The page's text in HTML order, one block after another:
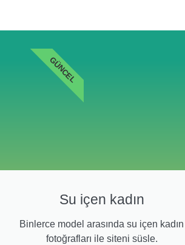
Su içen kadın
Binlerce model arasında su içen kadın
fotoğrafları ile siteni süsle.
GÜNCEL